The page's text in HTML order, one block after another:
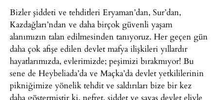
Bizler şiddeti ve tehditleri Eryaman’dan, Sur’dan,
Kazdağları’ndan ve daha birçok güvenli yaşam
alanımızın talan edilmesinden tanıyoruz. Her geçen gün
daha çok afişe edilen devlet mafya ilişkileri yıllardır
hayatlarımızda, evlerimizde; peşimizi bırakmıyor! Bu
sene de Heybeliada’da ve Maçka’da devlet yetkililerinin
pikniğimize yönelik tehdit ve saldırıları bize bir kez
daha göstermiştir ki, nefret, şiddet ve savaş devlet eliyle